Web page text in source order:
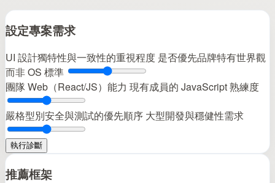
設定專案需求
UI 設計獨特性與一致性的重視程度 是否優先品牌特有世界觀
而非 OS 標準
團隊 Web（React/JS）能力 現有成員的 JavaScript 熟練度
嚴格型別安全與測試的優先順序 大型開發與穩健性需求
執行診斷
推薦框架